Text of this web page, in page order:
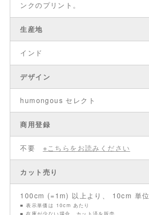
ンクのプリント。
生産地
インド
デザイン
humongous セレクト
商用登録
不要 ※こちらをお読みください
カット売り
100cm (=1m) 以上より、 10cm 単位
■ 表示単価は 10cm あたり
■ 在庫が少ない場合、カット済を販売